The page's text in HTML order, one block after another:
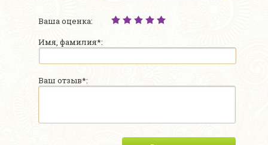
Ваша оценка:
Имя, фамилия*:
Ваш отзыв*: